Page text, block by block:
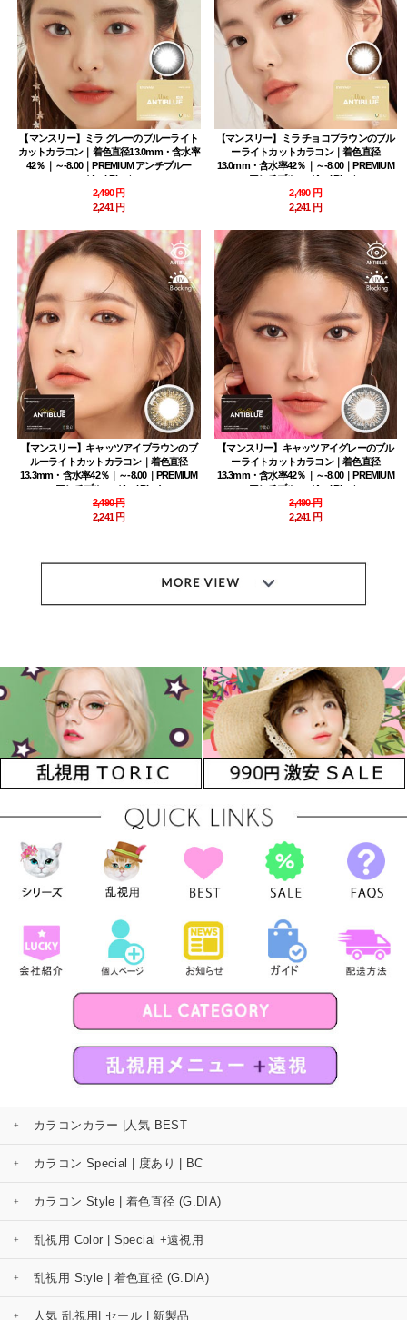
【マンスリー】ミラ グレーのブルーライト
カットカラコン｜着色直径13.0mm・含水率
42％｜～-8.00｜PREMIUM アンチブルー
（Anti Blue）
2,490 円
2,241 円
【マンスリー】ミラ チョコブラウンのブル
ーライトカットカラコン｜着色直径
13.0mm・含水率42％｜～-8.00｜PREMIUM
アンチブルー（Anti Blue）
2,490 円
2,241 円
【マンスリー】キャッツアイブラウンのブ
ルーライトカットカラコン｜着色直径
13.3mm・含水率42％｜～-8.00｜PREMIUM
アンチブルー（Anti Blue)
2,490 円
2,241 円
【マンスリー】キャッツアイグレーのブル
ーライトカットカラコン｜着色直径
13.3mm・含水率42％｜～-8.00｜PREMIUM
アンチブルー（Anti Blue）
2,490 円
2,241 円
カラコンカラー |人気 BEST
カラコン Special | 度あり | BC
カラコン Style | 着色直径 (G.DIA)
乱視用 Color | Special +遠視用
乱視用 Style | 着色直径 (G.DIA)
人気 乱視用| セール | 新製品